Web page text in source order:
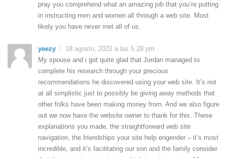
pray you comprehend what an amazing job that you’re putting
in instructing men and women all through a web site. Most
likely you have never met all of us.
yeezy
18 agosto, 2022 a las 5:28 pm
My spouse and i got quite glad that Jordan managed to
complete his research through your precious
recommendations he discovered using your web site. It’s not
at all simplistic just to possibly be giving away methods that
other folks have been making money from. And we also figure
out we now have the website owner to thank for this. These
explanations you made, the straightforward web site
navigation, the friendships your site help engender – it’s most
incredible, and it’s facilitating our son and the family consider